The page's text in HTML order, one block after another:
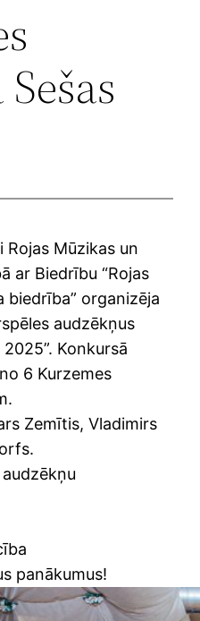
Mūzikas un
ar Biedrību “Rojas
organizēja
audzēkņus
Konkursā
6 Kurzemes
Zemītis, Vladimirs
panākumus!